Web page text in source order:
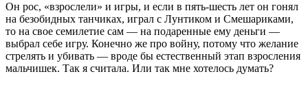
Он рос, «взрослели» и игры, и если в пять-шесть лет он гонял
на безобидных танчиках, играл с Лунтиком и Смешариками,
то на свое семилетие сам — на подаренные ему деньги —
выбрал себе игру. Конечно же про войну, потому что желание
стрелять и убивать — вроде бы естественный этап взросления
мальчишек. Так я считала. Или так мне хотелось думать?